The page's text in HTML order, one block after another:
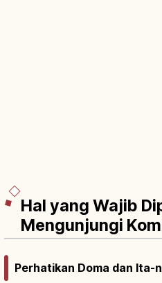
Hal yang Wajib
Mengunjungi
Perhatikan Doma dan Ita-